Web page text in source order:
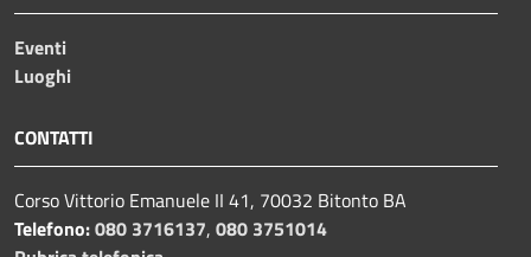
Eventi
Luoghi
CONTATTI
Corso Vittorio Emanuele II 41, 70032 Bitonto BA
Telefono:080 3716137, 080 3751014